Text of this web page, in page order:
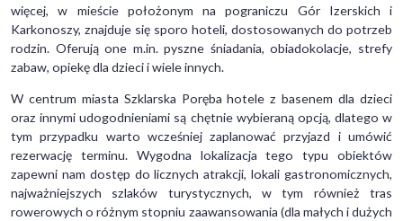
więcej, w mieście położonym na pograniczu Gór Izerskich i
Karkonoszy, znajduje się sporo hoteli, dostosowanych do potrzeb
rodzin. Oferują one m.in. pyszne śniadania, obiadokolacje, strefy
zabaw, opiekę dla dzieci i wiele innych.
W centrum miasta Szklarska Poręba hotele z basenem dla dzieci
oraz innymi udogodnieniami są chętnie wybieraną opcją, dlatego w
tym przypadku warto wcześniej zaplanować przyjazd i umówić
rezerwację terminu. Wygodna lokalizacja tego typu obiektów
zapewni nam dostęp do licznych atrakcji, lokali gastronomicznych,
najważniejszych szlaków turystycznych, w tym również tras
rowerowych o różnym stopniu zaawansowania (dla małych i dużych